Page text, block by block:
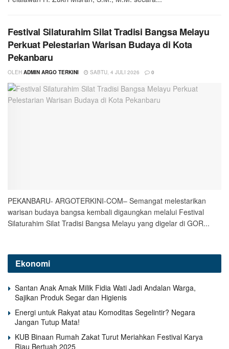
Festival Silaturahim Silat Tradisi Bangsa Melayu
Perkuat Pelestarian Warisan Budaya di Kota
Pekanbaru
OLEH ADMIN ARGO TERKINI SABTU, 4 JULI 2026 0
PEKANBARU- ARGOTERKINI-COM– Semangat melestarikan
warisan budaya bangsa kembali digaungkan melalui Festival
Silaturahim Silat Tradisi Bangsa Melayu yang digelar di GOR...
Ekonomi
Santan Anak Amak Milik Fidia Wati Jadi Andalan Warga,
Sajikan Produk Segar dan Higienis
Energi untuk Rakyat atau Komoditas Segelintir? Negara
Jangan Tutup Mata!
KUB Binaan Rumah Zakat Turut Meriahkan Festival Karya
Riau Bertuah 2025